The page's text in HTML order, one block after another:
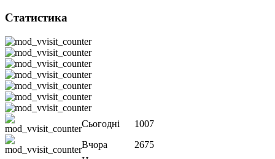
Статистика
Сьогодні
1007
Вчора
2675